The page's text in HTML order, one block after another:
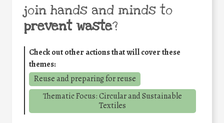
join hands and minds to
prevent waste?
Check out other actions that will cover these
themes:
Reuse and preparing for reuse
Thematic Focus: Circular and Sustainable
Textiles